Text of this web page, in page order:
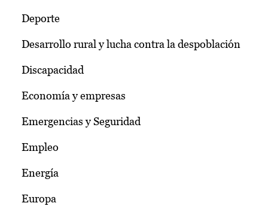
Deporte
Desarrollo rural y lucha contra la despoblación
Discapacidad
Economía y empresas
Emergencias y Seguridad
Empleo
Energía
Europa